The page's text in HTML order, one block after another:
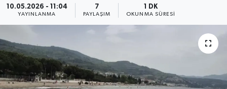
10.05.2026 - 11:04
YAYINLANMA
7
PAYLAŞIM
1 DK
OKUNMA SÜRESI
Gündem
Sağlık
Siyaset
Son Dakika Haberleri